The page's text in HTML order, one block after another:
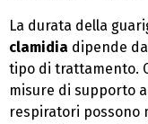
La durata della
clamidia dipende
tipo di trattamento.
misure di supporto
respiratori possono